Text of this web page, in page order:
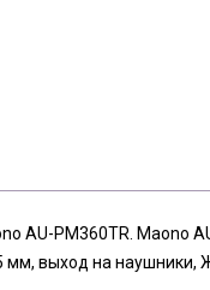
AU-PM360TR. Maono
мм, выход на наушники,